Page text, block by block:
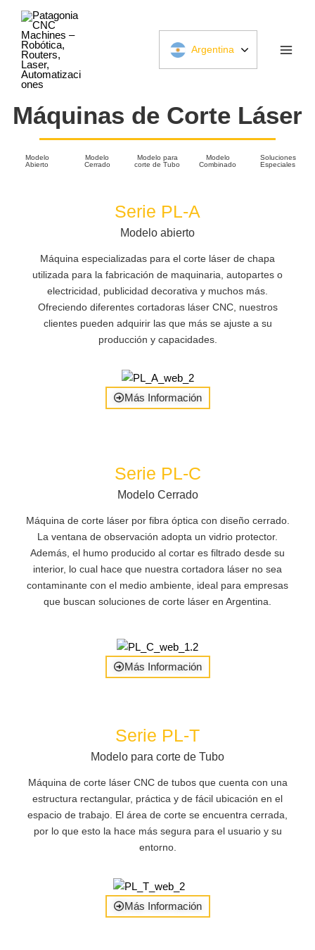
contenido
Argentina
Máquinas de Corte Láser
Modelo
Abierto
Modelo
Cerrado
Modelo para
corte de Tubo
Modelo
Combinado
Soluciones
Especiales
Más Información
Serie PL-A
Modelo abierto
Máquina especializadas para el corte láser de chapa
utilizada para la fabricación de maquinaria, autopartes o
electricidad, publicidad decorativa y muchos más.
Ofreciendo diferentes cortadoras láser CNC, nuestros
clientes pueden adquirir las que más se ajuste a su
producción y capacidades.
Serie PL-C
Modelo Cerrado
Máquina de corte láser por fibra óptica con diseño cerrado.
La ventana de observación adopta un vidrio protector.
Además, el humo producido al cortar es filtrado desde su
interior, lo cual hace que nuestra cortadora láser no sea
contaminante con el medio ambiente, ideal para empresas
que buscan soluciones de corte láser en Argentina.
Más Información
Más Información
Serie PL-T
Modelo para corte de Tubo
Máquina de corte láser CNC de tubos que cuenta con una
estructura rectangular, práctica y de fácil ubicación en el
espacio de trabajo. El área de corte se encuentra cerrada,
por lo que esto la hace más segura para el usuario y su
entorno.